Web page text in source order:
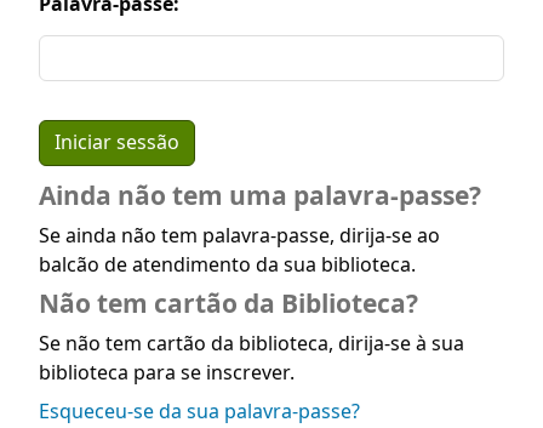
Ainda não tem uma palavra-passe?
Se ainda não tem palavra-passe, dirija-se ao
balcão de atendimento da sua biblioteca.
Não tem cartão da Biblioteca?
Se não tem cartão da biblioteca, dirija-se à sua
biblioteca para se inscrever.
Esqueceu-se da sua palavra-passe?